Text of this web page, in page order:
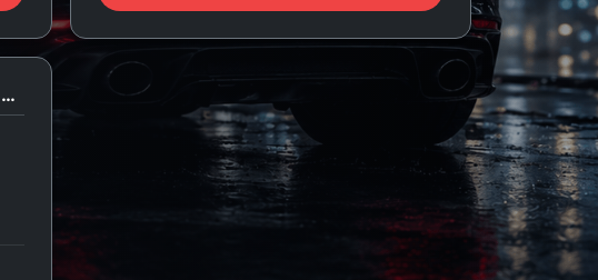
1997 Alfa Romeo 146 1.8 Twin Spark 16V L